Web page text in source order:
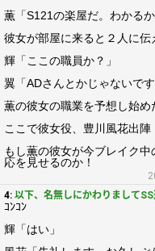
薫「S121の楽屋だ。わかるか
彼女が部屋に来ると２人に伝
輝「ここの職員か？」
翼「ADさんとかじゃないです
薫の彼女の職業を予想し始め
ここで彼女役、豊川風花出陣
もし薫の彼女が今ブレイク
応を見せるのか！
4: 以下、名無しにかわりまして
ｺﾝｺﾝ
輝「はい」